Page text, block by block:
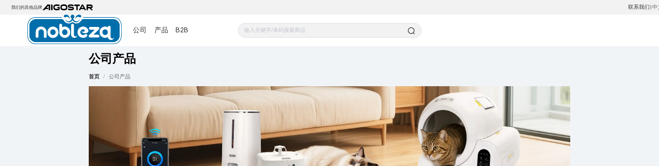
我们的其他品牌 联系我们 中
公司 产品 B2B
公司产品
首页 / 公司产品